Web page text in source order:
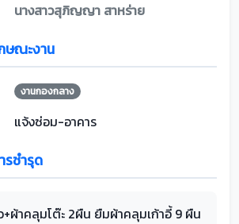
นางสาวสุภิญญา สาหร่าย
ษณะงาน
งานกองกลาง
แจ้งซ่อม-อาคาร
รชำรุด
ผ้าคลุมโต๊ะ 2ผืน ยืมผ้าคลุมเก้าอี้ 9 ผืน